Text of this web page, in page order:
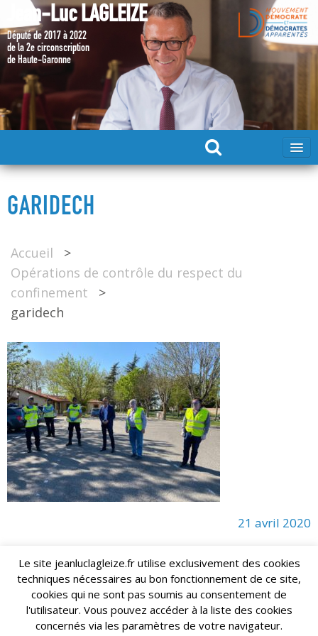
Jean-Luc LAGLEIZE
Député de 2017 à 2022
de la 2e circonscription
de Haute-Garonne
DÉPUTÉ 2017 – 2022
MES ACTIONS 2017 – 2022
GARIDECH
Accueil
>
Opérations de contrôle du respect du
confinement
>
garidech
21 avril 2020
Jean-Luc LAGLEIZE - e-mail : lagleize2024@gmail.com
Mentions Légales- Copyright © 2024. Tous droits réservés.
Le site jeanluclagleize.fr utilise exclusivement des cookies
techniques nécessaires au bon fonctionnement de ce site,
cookies qui ne sont pas soumis au consentement de
l'utilisateur. Vous pouvez accéder à la liste des cookies
concernés via les paramètres de votre navigateur.